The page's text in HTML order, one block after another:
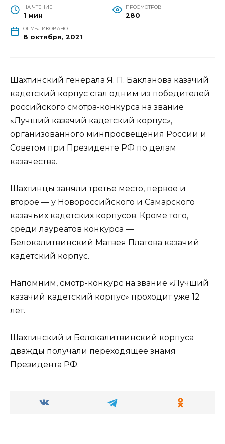
НА ЧТЕНИЕ
1 мин
ПРОСМОТРОВ
280
ОПУБЛИКОВАНО
8 октября, 2021
Шахтинский генерала Я. П. Бакланова казачий
кадетский корпус стал одним из победителей
российского смотра-конкурса на звание
«Лучший казачий кадетский корпус»,
организованного минпросвещения России и
Советом при Президенте РФ по делам
казачества.
Шахтинцы заняли третье место, первое и
второе — у Новороссийского и Самарского
казачьих кадетских корпусов. Кроме того,
среди лауреатов конкурса —
Белокалитвинский Матвея Платова казачий
кадетский корпус.
Напомним, смотр-конкурс на звание «Лучший
казачий кадетский корпус» проходит уже 12
лет.
Шахтинский и Белокалитвинский корпуса
дважды получали переходящее знамя
Президента РФ.